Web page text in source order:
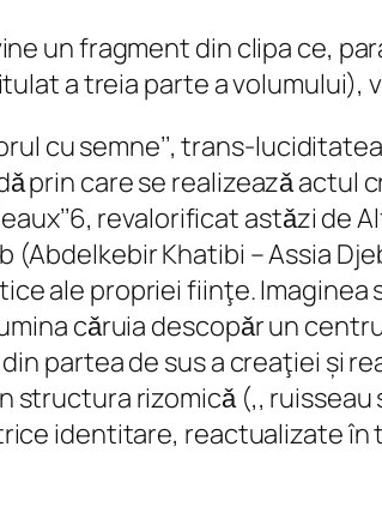
un fragment din clipa ce,
a treia parte a
cu semne’’, trans-
prin care se realizeazǎ actul
revalorificat astǎzi de
Khatibi – Assia
ale propriei fiinţe. Imaginea
cǎruia descopǎr un
partea de sus a creaţiei și
rizomicǎ (,, ruisseau
identitare, reactualizate